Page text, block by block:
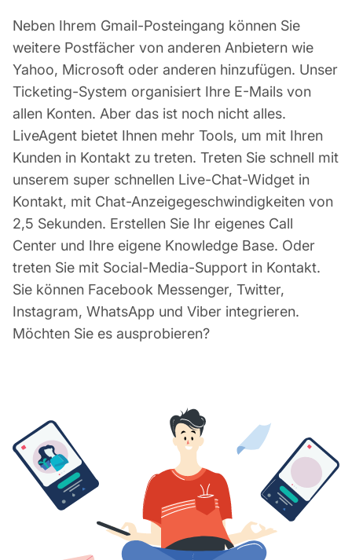
Neben Ihrem Gmail-Posteingang können Sie
weitere Postfächer von anderen Anbietern wie
Yahoo, Microsoft oder anderen hinzufügen. Unser
Ticketing-System organisiert Ihre E-Mails von
allen Konten. Aber das ist noch nicht alles.
LiveAgent bietet Ihnen mehr Tools, um mit Ihren
Kunden in Kontakt zu treten. Treten Sie schnell mit
unserem super schnellen Live-Chat-Widget in
Kontakt, mit Chat-Anzeigegeschwindigkeiten von
2,5 Sekunden. Erstellen Sie Ihr eigenes Call
Center und Ihre eigene Knowledge Base. Oder
treten Sie mit Social-Media-Support in Kontakt.
Sie können Facebook Messenger, Twitter,
Instagram, WhatsApp und Viber integrieren.
Möchten Sie es ausprobieren?